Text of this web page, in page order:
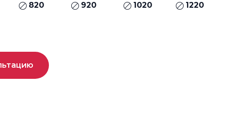
820 920 1020 1220